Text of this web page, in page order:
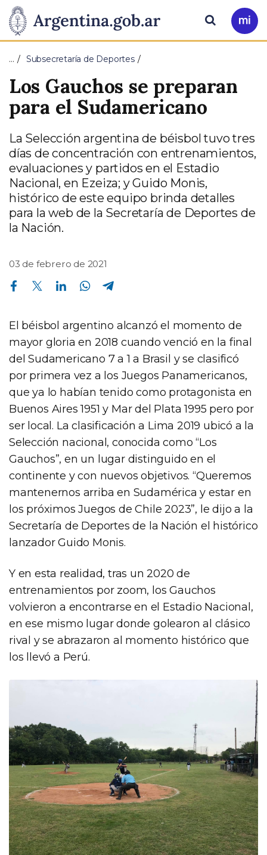
Presidencia
de
la
Nación
Pasar al contenido principal
Ir
a
Buscar
… Subsecretaría de Deportes
Los Gauchos se preparan
para el Sudamericano
La Selección argentina de béisbol tuvo tres
días de concentración con entrenamientos,
evaluaciones y partidos en el Estadio
Nacional, en Ezeiza; y Guido Monis,
histórico de este equipo brinda detalles
para la web de la Secretaría de Deportes de
la Nación.
03 de febrero de 2021
Compartir en Facebook Compartir en Twitter Compartir en Linkedin Compartir en Whatsapp
El béisbol argentino alcanzó el momento de
mayor gloria en 2018 cuando venció en la final
del Sudamericano 7 a 1 a Brasil y se clasificó
por primera vez a los Juegos Panamericanos,
que ya lo habían tenido como protagonista en
Buenos Aires 1951 y Mar del Plata 1995 pero por
ser local. La clasificación a Lima 2019 ubicó a la
Selección nacional, conocida como “Los
Gauchos”, en un lugar distinguido en el
continente y con nuevos objetivos. “Queremos
mantenernos arriba en Sudamérica y estar en
los próximos Juegos de Chile 2023”, le dijo a la
Secretaría de Deportes de la Nación el histórico
lanzador Guido Monis.
Y en esta realidad, tras un 2020 de
entrenamientos por zoom, los Gauchos
volvieron a encontrarse en el Estadio Nacional,
en ese mismo lugar donde golearon al clásico
rival y se abrazaron al momento histórico que
los llevó a Perú.